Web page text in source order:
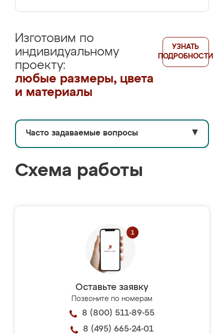
Изготовим по
индивидуальному
проекту:
любые размеры, цвета
и материалы
УЗНАТЬ
ПОДРОБНОСТИ
Часто задаваемые вопросы ▼
Схема работы
Оставьте заявку
Позвоните по номерам
8 (800) 511-89-55
8 (495) 665-24-01